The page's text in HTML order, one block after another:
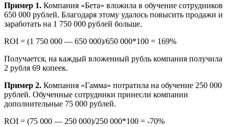
Пример 1. Компания «Бета» вложила в обучение сотрудников
650 000 рублей. Благодаря этому удалось повысить продажи и
заработать на 1 750 000 рублей больше.
ROI = (1 750 000 — 650 000)/650 000*100 = 169%
Получается, на каждый вложенный рубль компания получила
2 рубля 69 копеек.
Пример 2. Компания «Гамма» потратила на обучение 250 000
рублей. Обученные сотрудники принесли компании
дополнительные 75 000 рублей.
ROI = (75 000 — 250 000)/250 000*100 = -70%